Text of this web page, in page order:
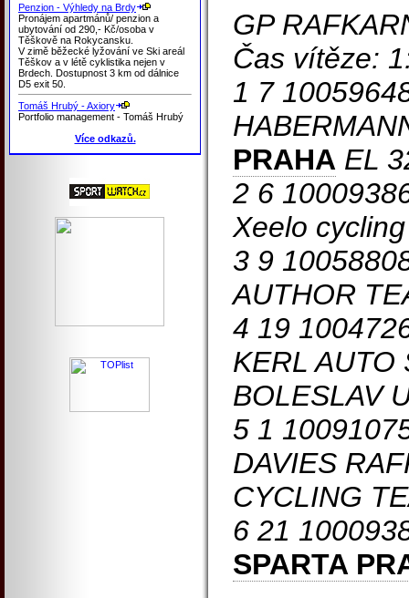
Penzion - Výhledy na Brdy
Pronájem apartmánů/ penzion a
ubytování od 290,- Kč/osoba v
Těškově na Rokycansku.
V zimě běžecké lyžování ve Ski areál
Těškov a v létě cyklistika nejen v
Brdech. Dostupnost 3 km od dálnice
D5 exit 50.
Tomáš Hrubý - Axiory
Portfolio management - Tomáš Hrubý
Více odkazů.
GP
Čas vítěze:
1 7
PRAHA EL
2 6
Xeelo
3 9
AUTHOR
4 19
KERL AUTO
BOLESLAV
5 1
DAVIES
CYCLING
6 21
SPARTA